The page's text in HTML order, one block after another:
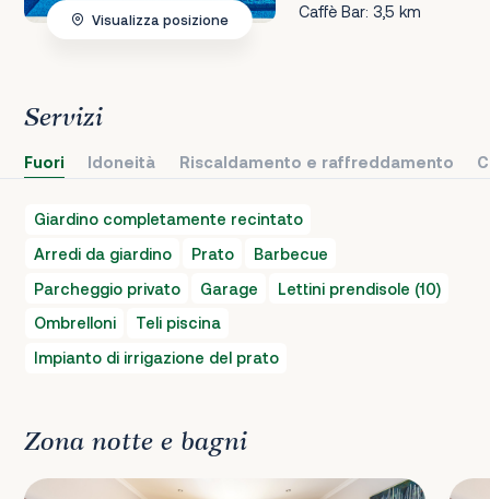
Caffè Bar: 3,5 km
Visualizza posizione
Servizi
Fuori Idoneità Riscaldamento e raffreddamento
Giardino completamente recintato
Arredi da giardino
Prato
Barbecue
Parcheggio privato
Garage
Lettini prendisole (10)
Ombrelloni
Teli piscina
Impianto di irrigazione del prato
Zona notte e bagni